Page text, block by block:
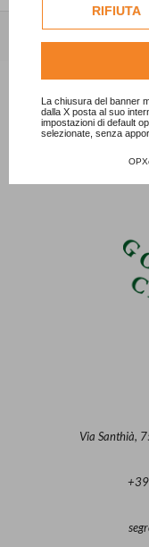
esclusivamente
RIFIUTA
La chiusura del banner
dalla X posta al suo
impostazioni di default
selezionate, senza
Via Santhià,